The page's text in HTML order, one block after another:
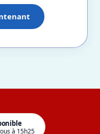
à 15h25